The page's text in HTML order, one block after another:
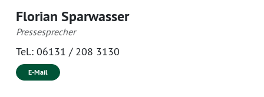
Florian Sparwasser
Pressesprecher
Tel.: 06131 / 208 3130
E-Mail